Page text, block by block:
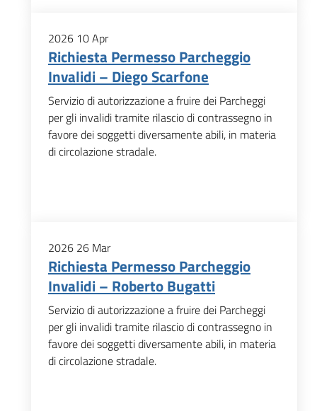
2026 10Apr
Richiesta Permesso Parcheggio
Invalidi – Diego Scarfone
Servizio di autorizzazione a fruire dei Parcheggi
per gli invalidi tramite rilascio di contrassegno in
favore dei soggetti diversamente abili, in materia
di circolazione stradale.
2026 26 Mar
Richiesta Permesso Parcheggio
Invalidi – Roberto Bugatti
Servizio di autorizzazione a fruire dei Parcheggi
per gli invalidi tramite rilascio di contrassegno in
favore dei soggetti diversamente abili, in materia
di circolazione stradale.